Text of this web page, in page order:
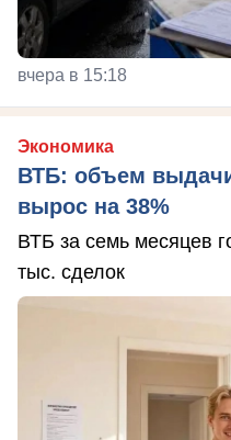
вчера в 15:18
Экономика
ВТБ: объем
вырос на 38%
ВТБ за семь месяцев
тыс. сделок